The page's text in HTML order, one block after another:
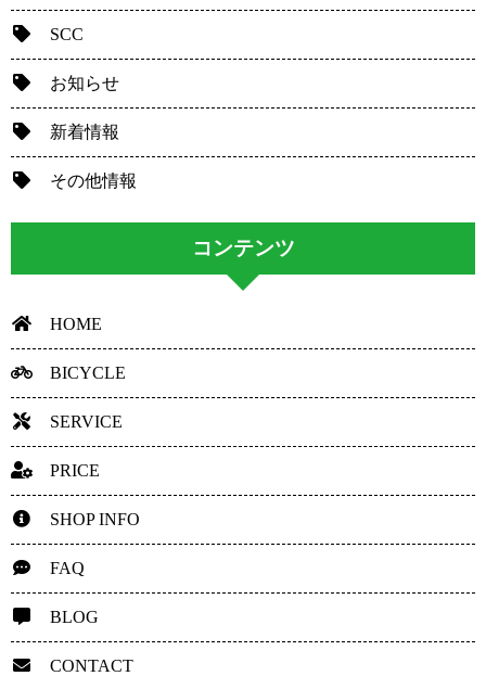
SCC
お知らせ
新着情報
その他情報
コンテンツ
HOME
BICYCLE
SERVICE
PRICE
SHOP INFO
FAQ
BLOG
CONTACT